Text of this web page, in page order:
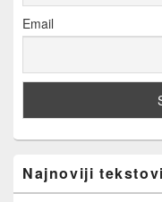
Email
Najnoviji